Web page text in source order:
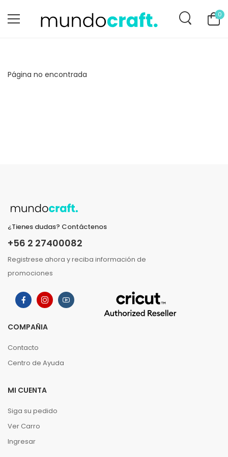
0
Página no encontrada
¿Tienes dudas? Contáctenos
+56 2 27400082
Registrese ahora y reciba información de
promociones
COMPAÑIA
Contacto
Centro de Ayuda
MI CUENTA
Siga su pedido
Ver Carro
Ingresar